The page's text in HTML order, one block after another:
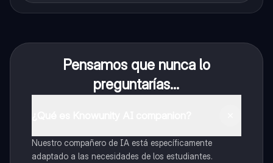
Pensamos que nunca lo
preguntarías...
Nuestro compañero de IA está específicamente
adaptado a las necesidades de los estudiantes.